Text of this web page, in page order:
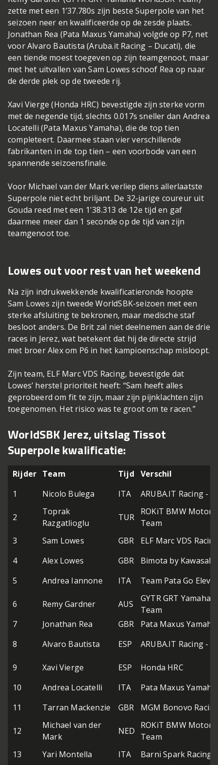
zette met een 1’37.780s zijn beste Superpole van het
seizoen neer en kwalificeerde op de zesde plaats.
Jonathan Rea (Pata Maxus Yamaha) volgde op P7, net
voor Alvaro Bautista (Aruba.it Racing – Ducati), die
een tiende moest toegeven op zijn teamgenoot, maar
met het uitvallen van Sam Lowes schoof Rea op naar
de derde plek op de tweede rij.
Xavi Vierge (Honda HRC) bevestigde zijn sterke vorm
met de negende tijd, slechts 0.017s sneller dan Andrea
Locatelli (Pata Maxus Yamaha), die de top tien
completeert. Daarmee staan vier verschillende
fabrikanten in de top tien – een voorbode van een
spannende seizoensfinale.
Voor Michael van der Mark verliep diens allerlaatste
Superpole niet echt briljant. De 32-jarige coureur uit
Gouda reed met een 1'38.313 de 12e tijd en gaf
daarmee meer dan 1 seconde op de tijd van zijn
teamgenoot toe.
Lowes out voor rest van het weekend
Na zijn indrukwekkende kwalificatieronde hoopte
Sam Lowes zijn tweede WorldSBK-seizoen met een
sterke afsluiting te bekronen, maar medische staf
besloot anders. De Brit zal niet deelnemen aan de drie
races in Jerez, wat betekent dat hij de directe strijd
met broer Alex om P6 in het kampioenschap misloopt.
Zijn team, ELF Marc VDS Racing, bevestigde dat
Lowes’ herstel prioriteit heeft: “Sam heeft alles
geprobeerd om fit te zijn, maar zijn pijnklachten zijn
toegenomen. Het risico was te groot om te racen.”
WorldSBK Jerez, uitslag Tissot
Superpole kwalificatie:
Rijder Team Tijd
Verschil
1
Nicolo Bulega ITA ARUBA.IT Racing -
2
Toprak
Razgatlioglu
TUR
ROKiT BMW
Team
3
Sam Lowes GBR
ELF Marc VDS
4
Alex Lowes GBR
Bimota by Kawasaki
5
Andrea Iannone ITA Team Pata Go
6 Remy Gardner AUS
GYTR GRT Yamaha
Team
7
Jonathan Rea GBR
Pata Maxus Yamaha
8
Alvaro Bautista ESP ARUBA.IT Racing -
9 Xavi Vierge ESP
Honda HRC
10
Andrea Locatelli ITA
Pata Maxus Yamaha
11
Tarran Mackenzie GBR MGM Bonovo
12
Michael van der
Mark
NED
ROKiT BMW
Team
13
Yari Montella ITA Barni Spark Racing